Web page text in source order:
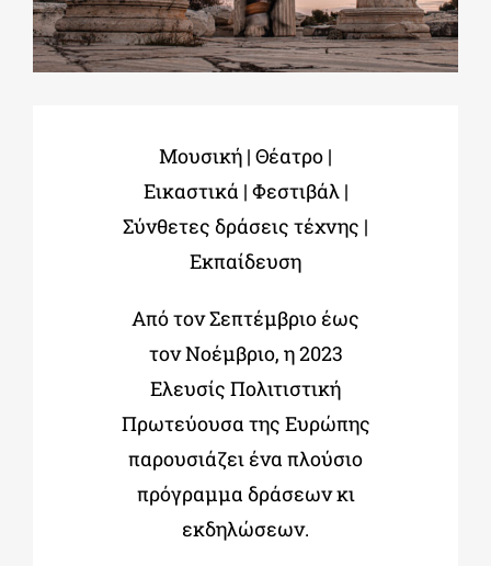
ΔΙΔΑΚΤΟΡΙΚΑ
Μουσική | Θέατρο |
Εικαστικά | Φεστιβάλ |
Σύνθετες δράσεις τέχνης |
Εκπαίδευση
Από τον Σεπτέμβριο έως
τον Νοέμβριο, η 2023
Ελευσίς Πολιτιστική
Πρωτεύουσα της Ευρώπης
παρουσιάζει ένα πλούσιο
πρόγραμμα δράσεων κι
εκδηλώσεων.